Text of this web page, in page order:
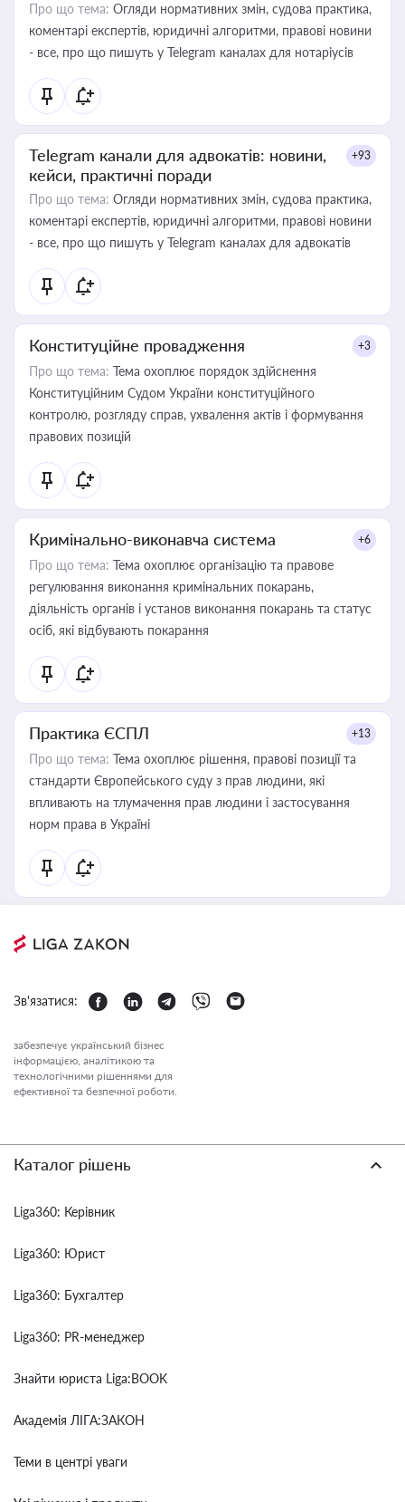
Про що тема: Огляди нормативних змін, судова практика,
коментарі експертів, юридичні алгоритми, правові новини
- все, про що пишуть у Telegram каналах для нотаріусів
Telegram канали для адвокатів: новини,
кейси, практичні поради
+93
Про що тема: Огляди нормативних змін, судова практика,
коментарі експертів, юридичні алгоритми, правові новини
- все, про що пишуть у Telegram каналах для адвокатів
Конституційне провадження +3
Про що тема: Тема охоплює порядок здійснення
Конституційним Судом України конституційного
контролю, розгляду справ, ухвалення актів і формування
правових позицій
Кримінально-виконавча система +6
Про що тема: Тема охоплює організацію та правове
регулювання виконання кримінальних покарань,
діяльність органів і установ виконання покарань та статус
осіб, які відбувають покарання
Практика ЄСПЛ +13
Про що тема: Тема охоплює рішення, правові позиції та
стандарти Європейського суду з прав людини, які
впливають на тлумачення прав людини і застосування
норм права в Україні
Зв'язатися:
забезпечує український бізнес
інформацією, аналітикою та
технологічними рішеннями для
ефективної та безпечної роботи.
Каталог рішень
Liga360: Керівник
Liga360: Юрист
Liga360: Бухгалтер
Liga360: PR-менеджер
Знайти юриста Liga:BOOK
Академія ЛІГА:ЗАКОН
Теми в центрі уваги